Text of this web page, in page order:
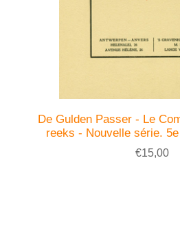
De Gulden Passer - Le
reeks - Nouvelle série.
€15,00